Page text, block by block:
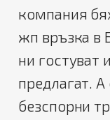
компания
жп връзка в
ни гостуват
предлагат.
безспорни